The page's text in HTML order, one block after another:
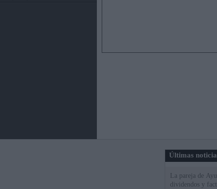
Últimas
La pareja de
dividendos y